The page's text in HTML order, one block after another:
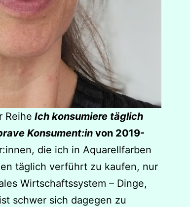
Reihe Ich konsumiere täglich
Konsument:in von 2019-
die ich in Aquarellfarben
täglich verführt zu kaufen, nur
Wirtschaftssystem – Dinge,
schwer sich dagegen zu